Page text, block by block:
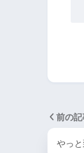
前の記
やっと